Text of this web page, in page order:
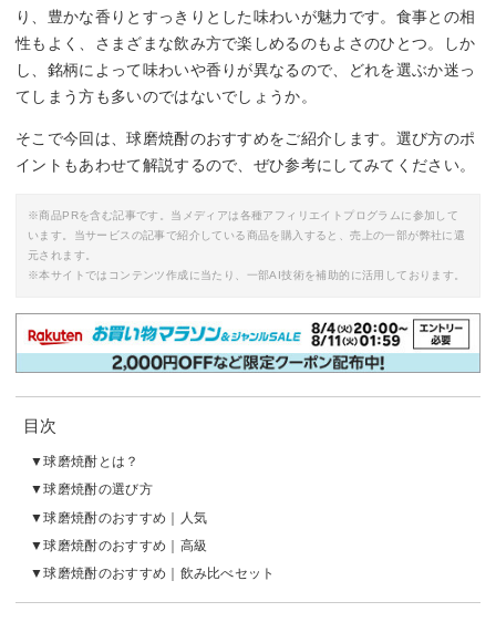
り、豊かな香りとすっきりとした味わいが魅力です。食事との相
性もよく、さまざまな飲み方で楽しめるのもよさのひとつ。しか
し、銘柄によって味わいや香りが異なるので、どれを選ぶか迷っ
てしまう方も多いのではないでしょうか。
そこで今回は、球磨焼酎のおすすめをご紹介します。選び方のポ
イントもあわせて解説するので、ぜひ参考にしてみてください。
※商品PRを含む記事です。当メディアは各種アフィリエイトプログラムに参加して
います。当サービスの記事で紹介している商品を購入すると、売上の一部が弊社に還
元されます。
※本サイトではコンテンツ作成に当たり、一部AI技術を補助的に活用しております。
目次
球磨焼酎とは？
球磨焼酎の選び方
球磨焼酎のおすすめ｜人気
球磨焼酎のおすすめ｜高級
球磨焼酎のおすすめ｜飲み比べセット